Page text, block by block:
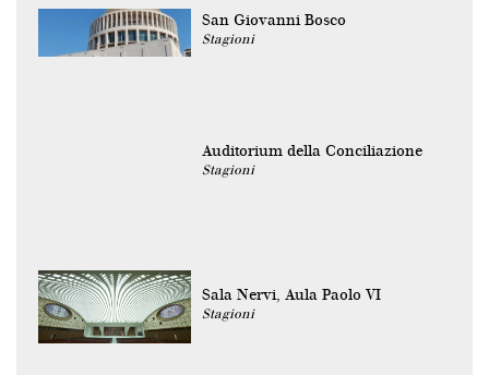
San Giovanni Bosco
Stagioni
Stagioni